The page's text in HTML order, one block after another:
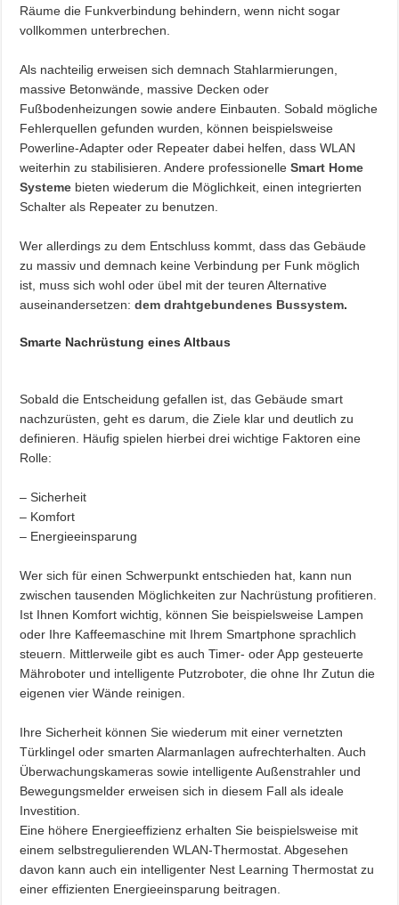
Räume die Funkverbindung behindern, wenn nicht sogar
vollkommen unterbrechen.
Als nachteilig erweisen sich demnach Stahlarmierungen,
massive Betonwände, massive Decken oder
Fußbodenheizungen sowie andere Einbauten. Sobald mögliche
Fehlerquellen gefunden wurden, können beispielsweise
Powerline-Adapter oder Repeater dabei helfen, dass WLAN
weiterhin zu stabilisieren. Andere professionelle Smart Home
Systeme bieten wiederum die Möglichkeit, einen integrierten
Schalter als Repeater zu benutzen.
Wer allerdings zu dem Entschluss kommt, dass das Gebäude
zu massiv und demnach keine Verbindung per Funk möglich
ist, muss sich wohl oder übel mit der teuren Alternative
auseinandersetzen:dem drahtgebundenes Bussystem.
Smarte Nachrüstung eines Altbaus
Sobald die Entscheidung gefallen ist, das Gebäude smart
nachzurüsten, geht es darum, die Ziele klar und deutlich zu
definieren. Häufig spielen hierbei drei wichtige Faktoren eine
Rolle:
– Sicherheit
– Komfort
– Energieeinsparung
Wer sich für einen Schwerpunkt entschieden hat, kann nun
zwischen tausenden Möglichkeiten zur Nachrüstung profitieren.
Ist Ihnen Komfort wichtig, können Sie beispielsweise Lampen
oder Ihre Kaffeemaschine mit Ihrem Smartphone sprachlich
steuern. Mittlerweile gibt es auch Timer- oder App gesteuerte
Mähroboter und intelligente Putzroboter, die ohne Ihr Zutun die
eigenen vier Wände reinigen.
Ihre Sicherheit können Sie wiederum mit einer vernetzten
Türklingel oder smarten Alarmanlagen aufrechterhalten. Auch
Überwachungskameras sowie intelligente Außenstrahler und
Bewegungsmelder erweisen sich in diesem Fall als ideale
Investition.
Eine höhere Energieeffizienz erhalten Sie beispielsweise mit
einem selbstregulierenden WLAN-Thermostat. Abgesehen
davon kann auch ein intelligenter Nest Learning Thermostat zu
einer effizienten Energieeinsparung beitragen.